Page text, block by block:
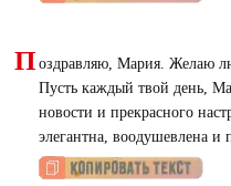
П оздравляю, Мария. Желаю
Пусть каждый твой день,
новости и прекрасного
элегантна, воодушевлена и